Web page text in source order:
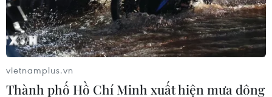
vietnamplus.vn
Thành phố Hồ Chí Minh xuất hiện mưa dông